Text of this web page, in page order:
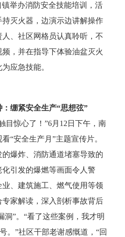
举办消防安全技能培训，活
灭火器，边演示边讲解操作
、社区网格员认真聆听，不
，并在指导下体验油盆灭火
应急技能。
绷紧安全生产“思想弦”
惊心了！”6月12日下午，南
“安全生产月”主题宣传片。
爆炸、消防通道堵塞导致的
引发的爆燃等画面令人警
、建筑施工、燃气使用等领
家解读，深入剖析事故背后
洞”。“看了这些案例，我才明
。”社区干部老谢感慨道，“回